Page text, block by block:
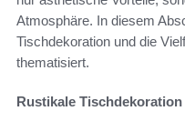
Atmosphäre. In diesem
Tischdekoration und die
thematisiert.
Rustikale Tischdekoration